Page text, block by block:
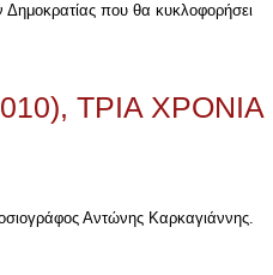
Δημοκρατίας που θα κυκλοφορήσει
ΤΡΙΑ ΧΡΟΝΙΑ
Αντώνης Καρκαγιάννης.